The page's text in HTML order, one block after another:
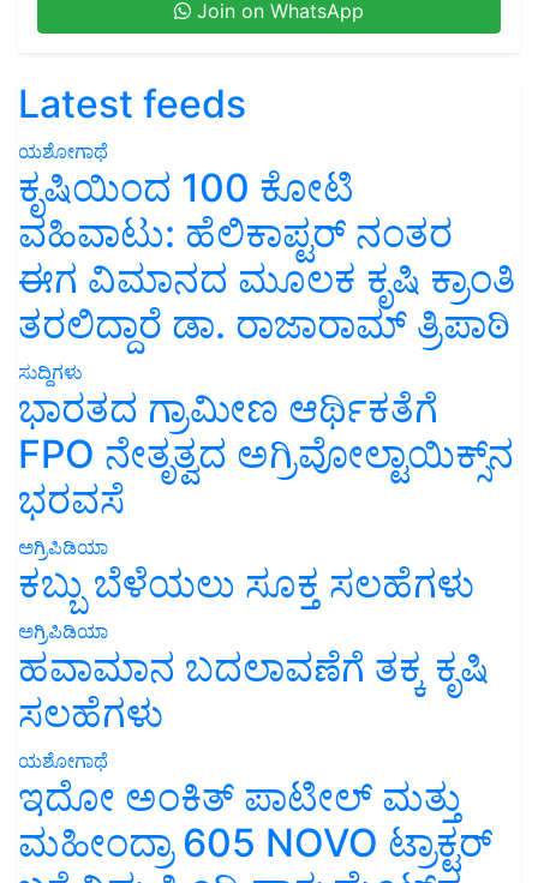
Join on WhatsApp
Latest feeds
ಯಶೋಗಾಥೆ
ಕೃಷಿಯಿಂದ 100 ಕೋಟಿ
ವಹಿವಾಟು: ಹೆಲಿಕಾಪ್ಟರ್ ನಂತರ
ಈಗ ವಿಮಾನದ ಮೂಲಕ ಕೃಷಿ ಕ್ರಾಂತಿ
ತರಲಿದ್ದಾರೆ ಡಾ. ರಾಜಾರಾಮ್ ತ್ರಿಪಾಠಿ
ಸುದ್ದಿಗಳು
ಭಾರತದ ಗ್ರಾಮೀಣ ಆರ್ಥಿಕತೆಗೆ
FPO ನೇತೃತ್ವದ ಅಗ್ರಿವೋಲ್ಟಾಯಿಕ್ಸ್‌ನ
ಭರವಸೆ
ಅಗ್ರಿಪಿಡಿಯಾ
ಕಬ್ಬು ಬೆಳೆಯಲು ಸೂಕ್ತ ಸಲಹೆಗಳು
ಅಗ್ರಿಪಿಡಿಯಾ
ಹವಾಮಾನ ಬದಲಾವಣೆಗೆ ತಕ್ಕ ಕೃಷಿ
ಸಲಹೆಗಳು
ಯಶೋಗಾಥೆ
ಇದೋ ಅಂಕಿತ್ ಪಾಟೀಲ್ ಮತ್ತು
ಮಹೀಂದ್ರಾ 605 NOVO ಟ್ರಾಕ್ಟರ್